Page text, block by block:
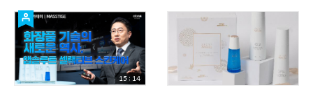
15 : 14